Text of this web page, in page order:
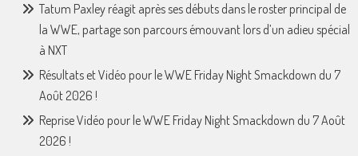
Tatum Paxley réagit après ses débuts dans le roster principal de
la WWE, partage son parcours émouvant lors d’un adieu spécial
à NXT
Résultats et Vidéo pour le WWE Friday Night Smackdown du 7
Août 2026 !
Reprise Vidéo pour le WWE Friday Night Smackdown du 7 Août
2026 !